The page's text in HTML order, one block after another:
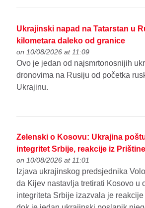
Ukrajinski napad na Tatarstan u
kilometara daleko od granice
on 10/08/2026 at 11:09
Ovo je jedan od najsmrtonosnijih
dronovima na Rusiju od početka
Ukrajinu.
Zelenski o Kosovu: Ukrajina
integritet Srbije, reakcije iz
on 10/08/2026 at 11:01
Izjava ukrajinskog predsjednika
da Kijev nastavlja tretirati Kosovo u
integriteta Srbije izazvala je